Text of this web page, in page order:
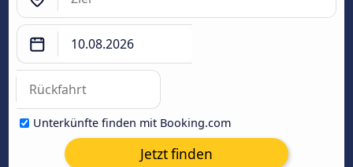
Unterkünfte finden mit Booking.com
Jetzt finden